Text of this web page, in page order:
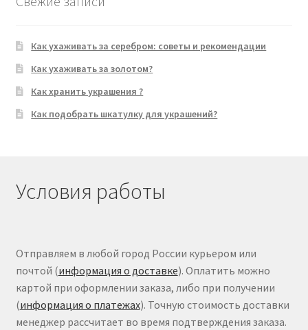
Как ухаживать за серебром: советы и рекомендации
Как ухаживать за золотом?
Как хранить украшения ?
Как подобрать шкатулку для украшений?
Условия работы
Отправляем в любой город России курьером или
почтой (информация о доставке). Оплатить можно
картой при оформлении заказа, либо при получении
(информация о платежах). Точную стоимость доставки
менеджер рассчитает во время подтверждения заказа.